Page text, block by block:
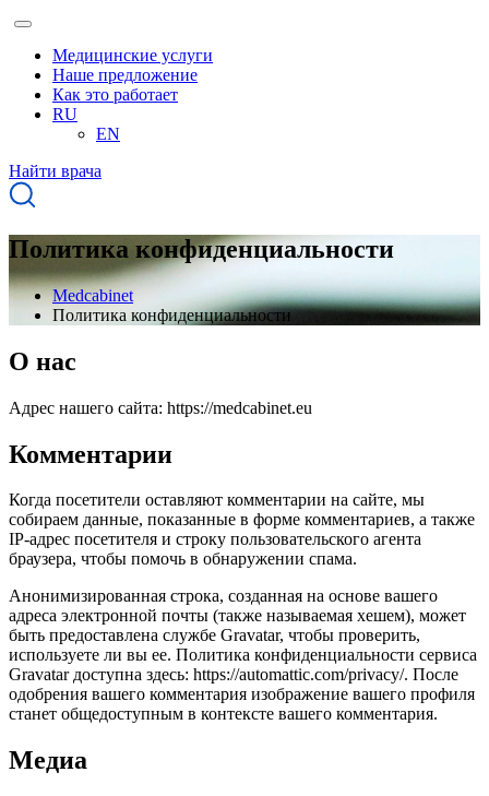
Медицинские услуги
Наше предложение
Как это работает
RU
EN
Найти врача
Политика конфиденциальности
Medcabinet
Политика конфиденциальности
О нас
Адрес нашего сайта: https://medcabinet.eu
Комментарии
Когда посетители оставляют комментарии на сайте, мы
собираем данные, показанные в форме комментариев, а также
IP-адрес посетителя и строку пользовательского агента
браузера, чтобы помочь в обнаружении спама.
Анонимизированная строка, созданная на основе вашего
адреса электронной почты (также называемая хешем), может
быть предоставлена службе Gravatar, чтобы проверить,
используете ли вы ее. Политика конфиденциальности сервиса
Gravatar доступна здесь: https://automattic.com/privacy/. После
одобрения вашего комментария изображение вашего профиля
станет общедоступным в контексте вашего комментария.
Медиа